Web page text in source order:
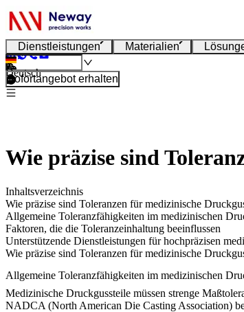
Dienstleistungen Materialien
Deutsch
Sofortangebot erhalten
Wie präzise sind
Inhaltsverzeichnis
Wie präzise sind Toleranzen für medizinische
Allgemeine Toleranzfähigkeiten im medizinischen
Faktoren, die die Toleranzeinhaltung beeinflussen
Unterstützende Dienstleistungen für hochpräzisen
Wie präzise sind Toleranzen für medizinische
Allgemeine Toleranzfähigkeiten im medizinischen
Medizinische Druckgussteile müssen strenge
NADCA (North American Die Casting Association)